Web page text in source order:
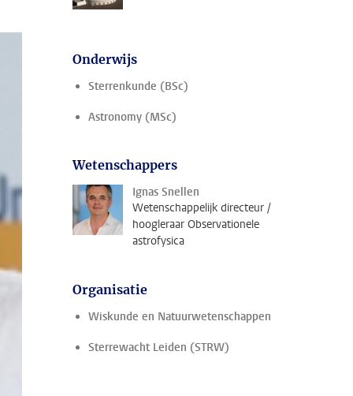
Onderwijs
Sterrenkunde (BSc)
Astronomy (MSc)
Wetenschappers
Ignas Snellen
Wetenschappelijk directeur /
hoogleraar Observationele
astrofysica
Organisatie
Wiskunde en Natuurwetenschappen
Sterrewacht Leiden (STRW)